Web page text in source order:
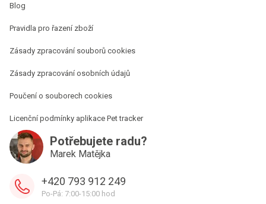
Blog
Pravidla pro řazení zboží
Zásady zpracování souborů cookies
Zásady zpracování osobních údajů
Poučení o souborech cookies
Licenční podmínky aplikace Pet tracker
Potřebujete radu?
Marek Matějka
+420 793 912 249
Po-Pá: 7:00-15:00 hod